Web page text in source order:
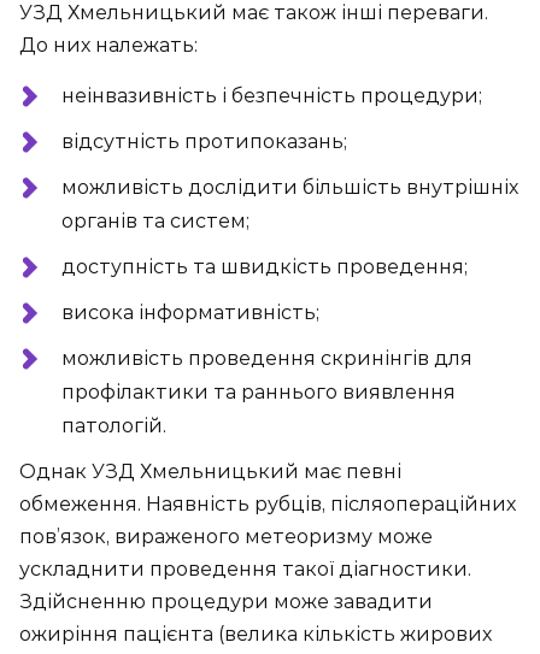
УЗД Хмельницький має також інші переваги.
До них належать:
неінвазивність і безпечність процедури;
відсутність протипоказань;
можливість дослідити більшість внутрішніх
органів та систем;
доступність та швидкість проведення;
висока інформативність;
можливість проведення скринінгів для
профілактики та раннього виявлення
патологій.
Однак УЗД Хмельницький має певні
обмеження. Наявність рубців, післяопераційних
пов’язок, вираженого метеоризму може
ускладнити проведення такої діагностики.
Здійсненню процедури може завадити
ожиріння пацієнта (велика кількість жирових